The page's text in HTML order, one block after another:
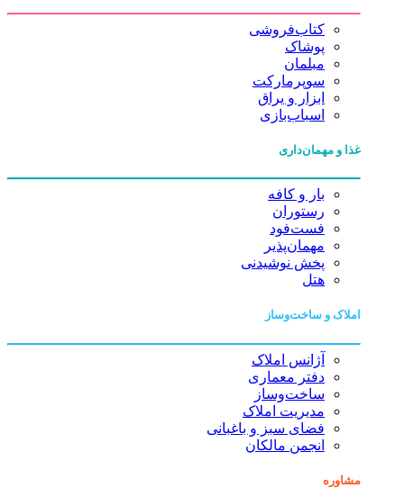
کتاب‌فروشی
پوشاک
مبلمان
سوپرمارکت
ابزار و یراق
اسباب‌بازی
غذا و مهمان‌داری
بار و کافه
رستوران
فست‌فود
مهمان‌پذیر
پخش نوشیدنی
هتل
املاک و ساخت‌وساز
آژانس املاک
دفتر معماری
ساخت‌وساز
مدیریت املاک
فضای سبز و باغبانی
انجمن مالکان
مشاوره